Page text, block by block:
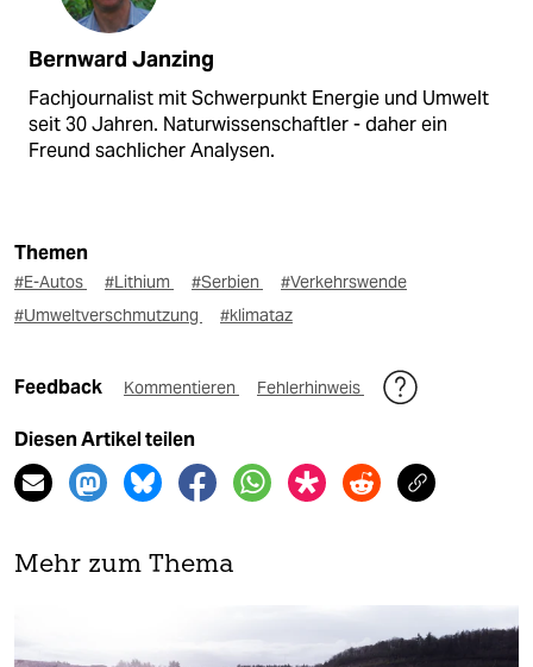
Bernward Janzing
Fachjournalist mit Schwerpunkt Energie und Umwelt
seit 30 Jahren. Naturwissenschaftler - daher ein
Freund sachlicher Analysen.
Themen
#E-Autos #Lithium #Serbien
#Verkehrswende
#Umweltverschmutzung
#klimataz
Feedback Kommentieren Fehlerhinweis
Diesen Artikel teilen
Mehr zum Thema